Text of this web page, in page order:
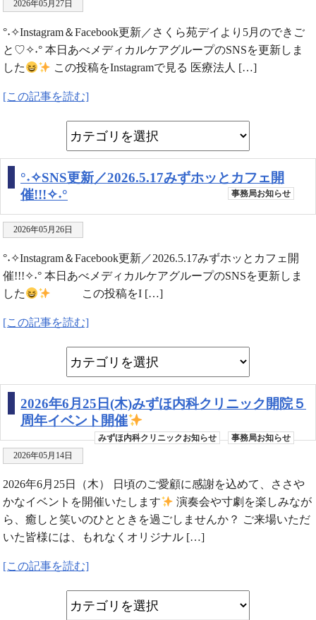
2026年05月27日
°˖✧Instagram＆Facebook更新／さくら苑デイより5月のできご
と♡✧˖° 本日あべメディカルケアグループのSNSを更新しま
した
この投稿をInstagramで見る 医療法人 […]
[この記事を読む]
°˖✧SNS更新／2026.5.17みずホッとカフェ開
催!!!✧˖°
事務局お知らせ
2026年05月26日
°˖✧Instagram＆Facebook更新／2026.5.17みずホッとカフェ開
催!!!✧˖° 本日あべメディカルケアグループのSNSを更新しま
した
この投稿をI […]
[この記事を読む]
2026年6月25日(木)みずほ内科クリニック開院５
周年イベント開催
みずほ内科クリニックお知らせ 事務局お知らせ
2026年05月14日
2026年6月25日（木） 日頃のご愛顧に感謝を込めて、ささや
かなイベントを開催いたします
演奏会や寸劇を楽しみなが
ら、癒しと笑いのひとときを過ごしませんか？ ご来場いただ
いた皆様には、もれなくオリジナル […]
[この記事を読む]